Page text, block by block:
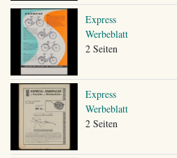
Express
Werbeblatt
2 Seiten
Express
Werbeblatt
2 Seiten